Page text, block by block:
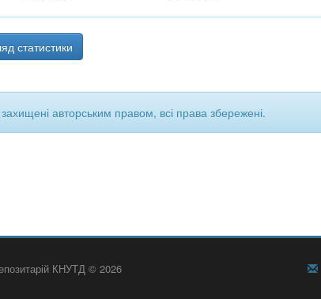
статистики
захищені авторським правом, всі права збережені.
КНУТД © 2026